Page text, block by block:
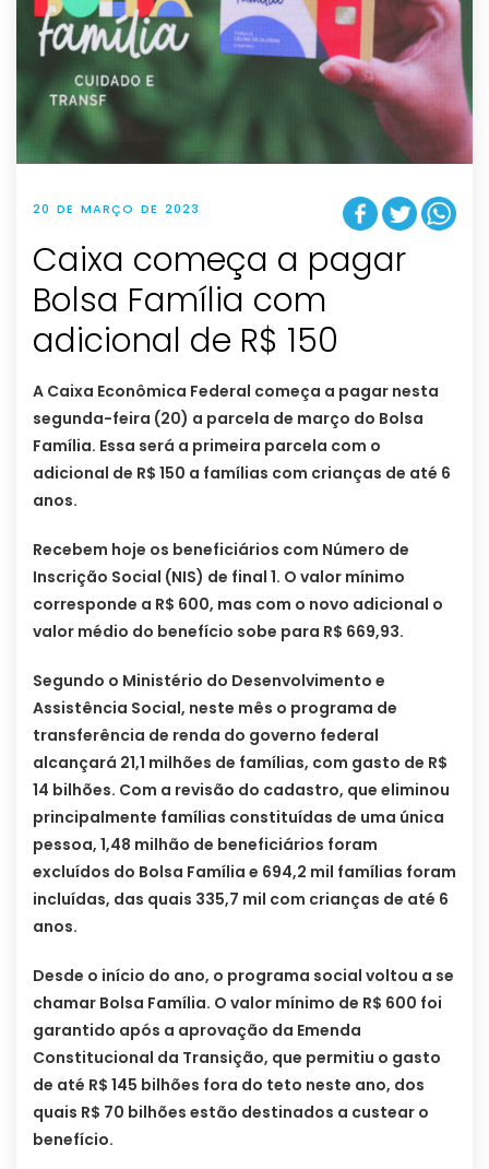
20 DE MARÇO DE 2023
Caixa começa a pagar
Bolsa Família com
adicional de R$ 150
A Caixa Econômica Federal começa a pagar nesta
segunda-feira (20) a parcela de março do Bolsa
Família. Essa será a primeira parcela com o
adicional de R$ 150 a famílias com crianças de até 6
anos.
Recebem hoje os beneficiários com Número de
Inscrição Social (NIS) de final 1. O valor mínimo
corresponde a R$ 600, mas com o novo adicional o
valor médio do benefício sobe para R$ 669,93.
Segundo o Ministério do Desenvolvimento e
Assistência Social, neste mês o programa de
transferência de renda do governo federal
alcançará 21,1 milhões de famílias, com gasto de R$
14 bilhões. Com a revisão do cadastro, que eliminou
principalmente famílias constituídas de uma única
pessoa, 1,48 milhão de beneficiários foram
excluídos do Bolsa Família e 694,2 mil famílias foram
incluídas, das quais 335,7 mil com crianças de até 6
anos.
Desde o início do ano, o programa social voltou a se
chamar Bolsa Família. O valor mínimo de R$ 600 foi
garantido após a aprovação da Emenda
Constitucional da Transição, que permitiu o gasto
de até R$ 145 bilhões fora do teto neste ano, dos
quais R$ 70 bilhões estão destinados a custear o
benefício.